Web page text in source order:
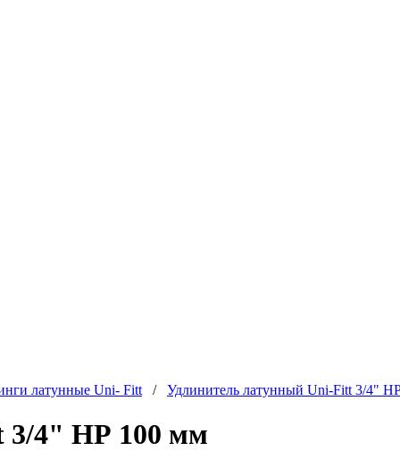
латунные Uni- Fitt / Удлинитель латунный Uni-Fitt 3/4"
3/4" НР 100 мм